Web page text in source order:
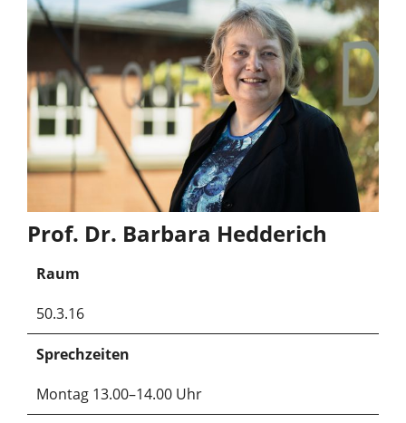
Prof. Dr. Barbara Hedderich
Raum
50.3.16
Sprechzeiten
Montag 13.00–14.00 Uhr